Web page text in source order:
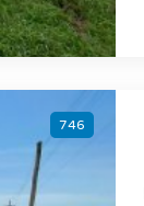
746